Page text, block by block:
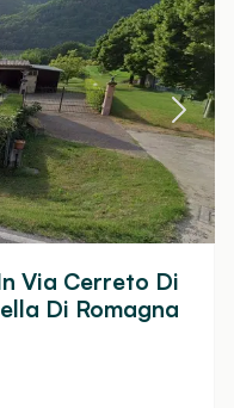
Via Cerreto Di
Di Romagna